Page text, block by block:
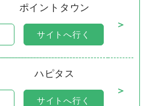
ポイントタウン
＞
サイトへ行く
ハピタス
＞
サイトへ行く